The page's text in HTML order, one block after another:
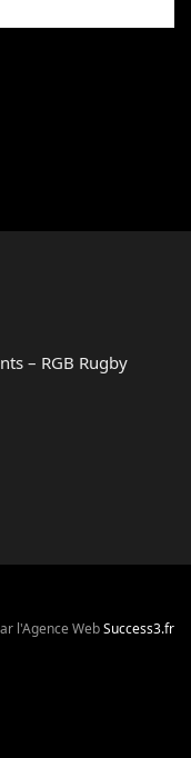
– RGB Rugby
l'Agence WebSuccess3.fr